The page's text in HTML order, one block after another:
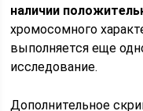
наличии
хромосомного
выполняется еще
исследование.
Дополнительное